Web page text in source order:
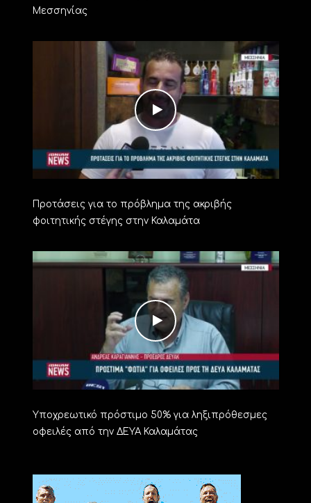
Μεσσηνίας
Προτάσεις για το πρόβλημα της ακριβής
φοιτητικής στέγης στην Καλαμάτα
Υποχρεωτικό πρόστιμο 50% για ληξιπρόθεσμες
οφειλές από την ΔΕΥΑ Καλαμάτας